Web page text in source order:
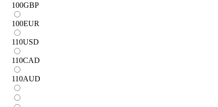
100GBP
100EUR
110USD
110CAD
110AUD